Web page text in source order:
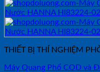
THIẾT BỊ THÍ NGHIỆM
Máy Quang Phổ COD và